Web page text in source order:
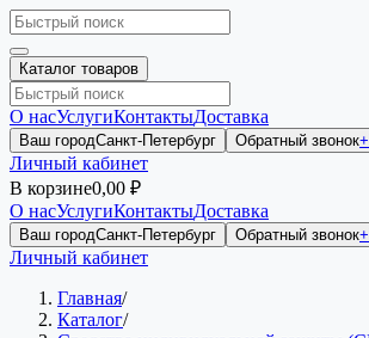
Каталог товаров
О насУслугиКонтактыДоставка
Ваш городСанкт-Петербург Обратный звонок
Личный кабинет
В корзине0,00 ₽
О насУслугиКонтактыДоставка
Ваш городСанкт-Петербург Обратный звонок
Личный кабинет
Главная/
Каталог/